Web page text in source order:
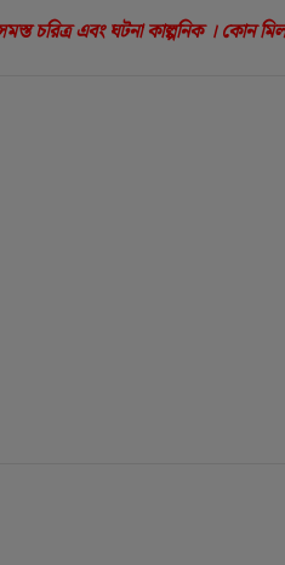
চরিত্র এবং ঘটনা কাল্পনিক । কোন